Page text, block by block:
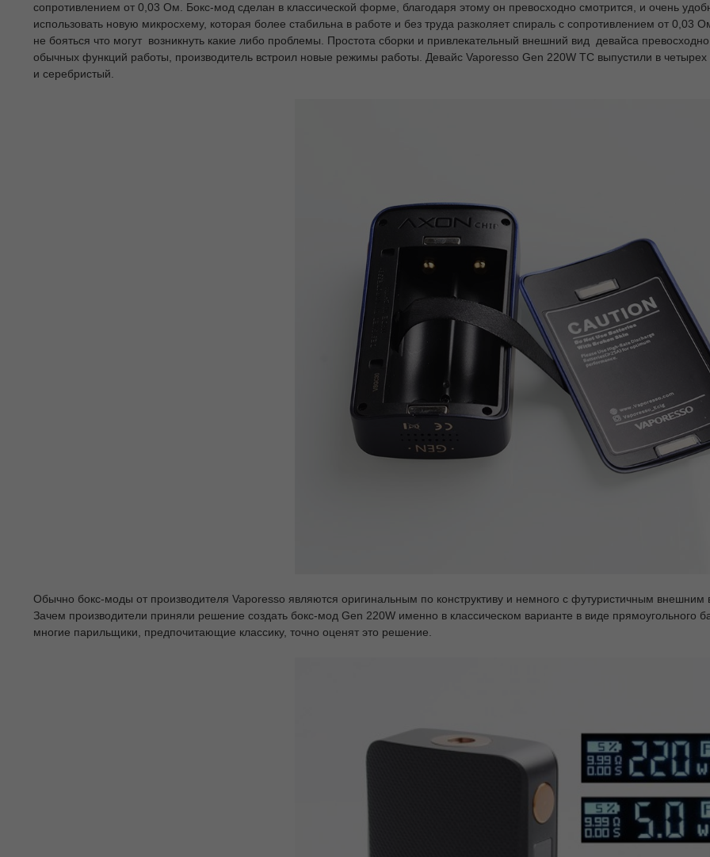
сопротивлением от 0,03 Ом. Бокс-мод сделан в классической форме, благодаря этому он превосходно смотрится, и очень
использовать новую микросхему, которая более стабильна в работе и без труда разколяет спираль с сопротивлением от
не бояться что могут возникнуть какие либо проблемы. Простота сборки и привлекательный внешний вид девайса
обычных функций работы, производитель встроил новые режимы работы. Девайс Vaporesso Gen 220W TC выпустили в
и серебристый.
Обычно бокс-моды от производителя Vaporesso являются оригинальным по конструктиву и немного с футуристичным
Зачем производители приняли решение создать бокс-мод Gen 220W именно в классическом варианте в виде прямоугольного
многие парильщики, предпочитающие классику, точно оценят это решение.